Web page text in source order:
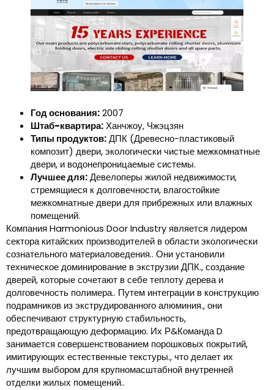
Год основания:2007
Штаб-квартира:Ханчжоу, Чжэцзян
Типы продуктов:ДПК (Древесно-пластиковый
композит) двери, экологически чистые межкомнатные
двери, и водонепроницаемые системы.
Лучшее для:Девелоперы жилой недвижимости,
стремящиеся к долговечности, влагостойкие
межкомнатные двери для прибрежных или влажных
помещений.
Компания Harmonious Door Industry является лидером
сектора китайских производителей в области экологически
сознательного материаловедения.. Они установили
техническое доминирование в экструзии ДПК., создание
дверей, которые сочетают в себе теплоту дерева и
долговечность полимера.. Путем интеграции в конструкцию
подрамников из экструдированного алюминия., они
обеспечивают структурную стабильность,
предотвращающую деформацию. Их Р&Команда D
занимается совершенствованием порошковых покрытий,
имитирующих естественные текстуры., что делает их
лучшим выбором для крупномасштабной внутренней
отделки жилых помещений..